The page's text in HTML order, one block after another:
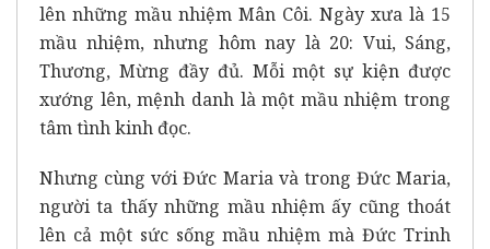
lên những mầu nhiệm Mân Côi. Ngày xưa là 15
mầu nhiệm, nhưng hôm nay là 20: Vui, Sáng,
Thương, Mừng đầy đủ. Mỗi một sự kiện được
xướng lên, mệnh danh là một mầu nhiệm trong
tâm tình kinh đọc.
Nhưng cùng với Đức Maria và trong Đức Maria,
người ta thấy những mầu nhiệm ấy cũng thoát
lên cả một sức sống mầu nhiệm mà Đức Trinh